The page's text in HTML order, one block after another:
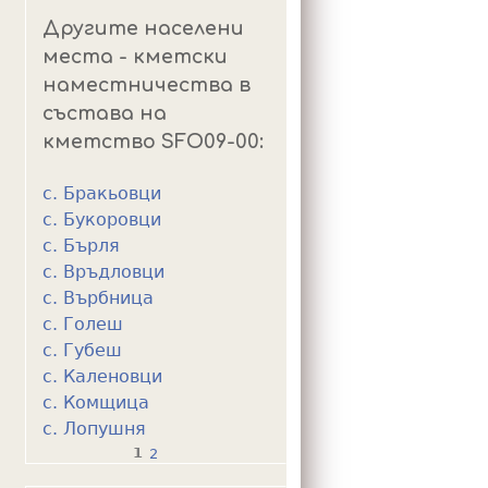
Другите населени
места - кметски
наместничества в
състава на
кметство SFO09-00:
с. Бракьовци
с. Букоровци
с. Бърля
с. Връдловци
с. Върбница
с. Голеш
с. Губеш
с. Каленовци
с. Комщица
с. Лопушня
1 2